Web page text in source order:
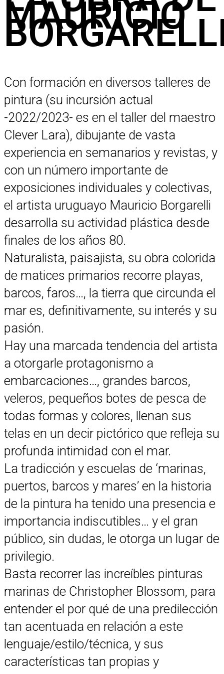
MAURICIO
Con formación en diversos talleres de
pintura (su incursión actual
-2022/2023- es en el taller del maestro
Clever Lara), dibujante de vasta
experiencia en semanarios y revistas, y
con un número importante de
exposiciones individuales y colectivas,
el artista uruguayo Mauricio Borgarelli
desarrolla su actividad plástica desde
finales de los años 80.
Naturalista, paisajista, su obra colorida
de matices primarios recorre playas,
barcos, faros…, la tierra que circunda el
mar es, definitivamente, su interés y su
pasión.
Hay una marcada tendencia del artista
a otorgarle protagonismo a
embarcaciones…, grandes barcos,
veleros, pequeños botes de pesca de
todas formas y colores, llenan sus
telas en un decir pictórico que refleja su
profunda intimidad con el mar.
La tradicción y escuelas de ‘marinas,
puertos, barcos y mares’ en la historia
de la pintura ha tenido una presencia e
importancia indiscutibles… y el gran
público, sin dudas, le otorga un lugar de
privilegio.
Basta recorrer las increíbles pinturas
marinas de Christopher Blossom, para
entender el por qué de una predilección
tan acentuada en relación a este
lenguaje/estilo/técnica, y sus
características tan propias y